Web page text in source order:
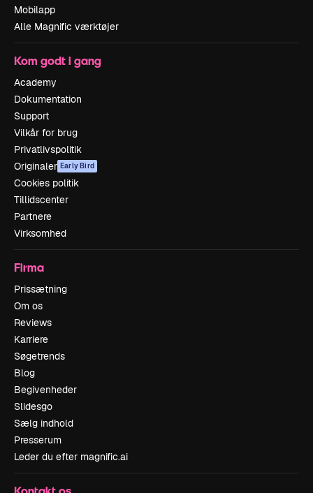
Mobilapp
Alle Magnific værktøjer
Kom godt i gang
Academy
Dokumentation
Support
Vilkår for brug
Privatlivspolitik
Originaler Early Bird
Cookies politik
Tillidscenter
Partnere
Virksomhed
Firma
Prissætning
Om os
Reviews
Karriere
Søgetrends
Blog
Begivenheder
Slidesgo
Sælg indhold
Presserum
Leder du efter magnific.ai